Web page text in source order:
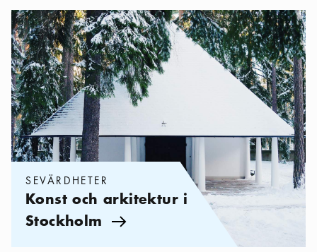
Kategorier:Sevärdheter, Konst och arkitektur i Stockholm
SEVÄRDHETER
Konst och arkitektur i
Stockholm Pil ikon